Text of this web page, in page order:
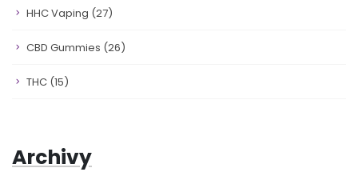
HHC Vaping (27)
CBD Gummies (26)
THC (15)
Archivy